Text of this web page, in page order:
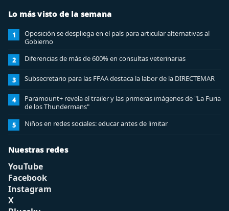
Lo más visto de la semana
1
Oposición se despliega en el país para articular alternativas al
Gobierno
2 Diferencias de más de 600% en consultas veterinarias
3 Subsecretario para las FFAA destaca la labor de la DIRECTEMAR
4
Paramount+ revela el trailer y las primeras imágenes de "La Furia
de los Thundermans"
5 Niños en redes sociales: educar antes de limitar
Nuestras redes
YouTube
Facebook
Instagram
X